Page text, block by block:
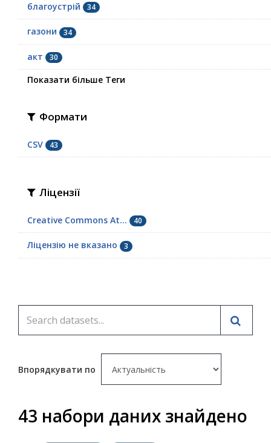
благоустрій 34
газони 34
акт 30
Показати більше Теги
Формати
CSV 43
Ліцензії
Creative Commons At... 40
Ліцензію не вказано 3
Впорядкувати по
43 набори даних знайдено